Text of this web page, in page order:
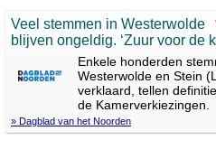
Veel stemmen in Westerwolde
blijven ongeldig. ‘Zuur voor de
Enkele honderden
Westerwolde en Stein
verklaard, tellen
de Kamerverkiezingen.
» Dagblad van het Noorden